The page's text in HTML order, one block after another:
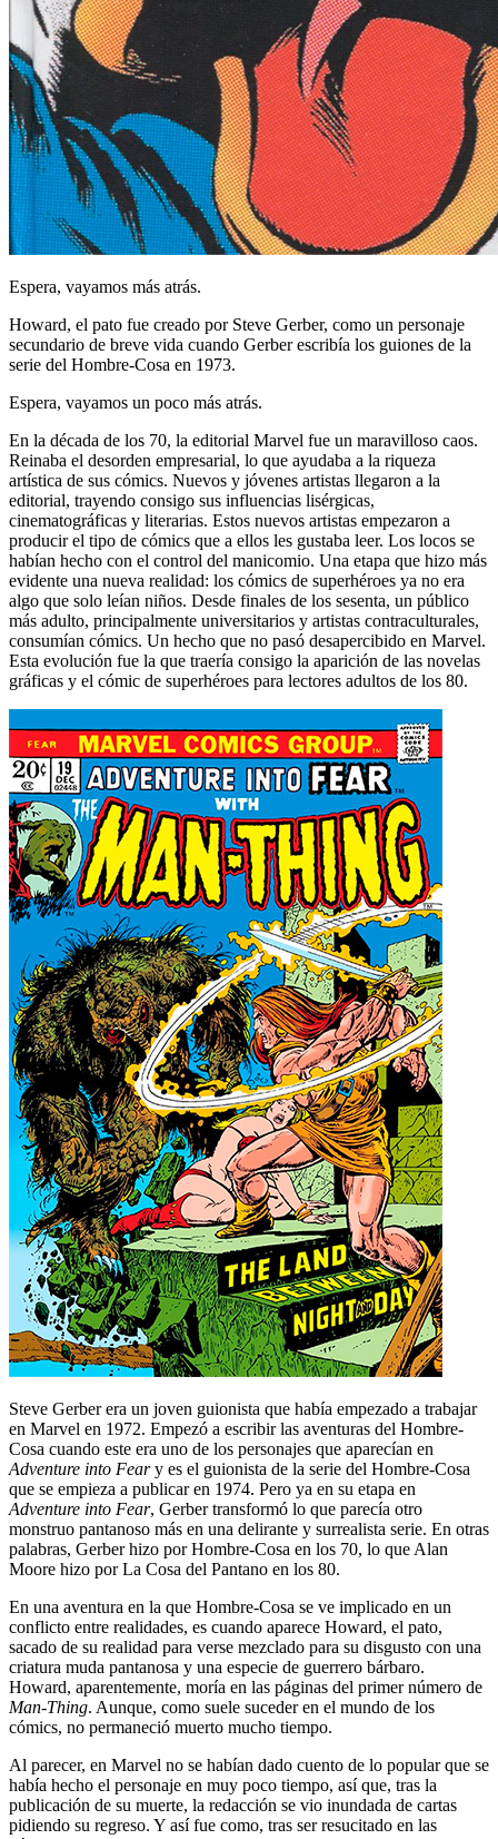
Espera, vayamos más atrás.
Howard, el pato fue creado por Steve Gerber, como un personaje
secundario de breve vida cuando Gerber escribía los guiones de la
serie del Hombre-Cosa en 1973.
Espera, vayamos un poco más atrás.
En la década de los 70, la editorial Marvel fue un maravilloso caos.
Reinaba el desorden empresarial, lo que ayudaba a la riqueza
artística de sus cómics. Nuevos y jóvenes artistas llegaron a la
editorial, trayendo consigo sus influencias lisérgicas,
cinematográficas y literarias. Estos nuevos artistas empezaron a
producir el tipo de cómics que a ellos les gustaba leer. Los locos se
habían hecho con el control del manicomio. Una etapa que hizo más
evidente una nueva realidad: los cómics de superhéroes ya no era
algo que solo leían niños. Desde finales de los sesenta, un público
más adulto, principalmente universitarios y artistas contraculturales,
consumían cómics. Un hecho que no pasó desapercibido en Marvel.
Esta evolución fue la que traería consigo la aparición de las novelas
gráficas y el cómic de superhéroes para lectores adultos de los 80.
Steve Gerber era un joven guionista que había empezado a trabajar
en Marvel en 1972. Empezó a escribir las aventuras del Hombre-
Cosa cuando este era uno de los personajes que aparecían en
Adventure into Feary es el guionista de la serie del Hombre-Cosa
que se empieza a publicar en 1974. Pero ya en su etapa en
Adventure into Fear, Gerber transformó lo que parecía otro
monstruo pantanoso más en una delirante y surrealista serie. En otras
palabras, Gerber hizo por Hombre-Cosa en los 70, lo que Alan
Moore hizo por La Cosa del Pantano en los 80.
En una aventura en la que Hombre-Cosa se ve implicado en un
conflicto entre realidades, es cuando aparece Howard, el pato,
sacado de su realidad para verse mezclado para su disgusto con una
criatura muda pantanosa y una especie de guerrero bárbaro.
Howard, aparentemente, moría en las páginas del primer número de
Man-Thing. Aunque, como suele suceder en el mundo de los
cómics, no permaneció muerto mucho tiempo.
Al parecer, en Marvel no se habían dado cuento de lo popular que se
había hecho el personaje en muy poco tiempo, así que, tras la
publicación de su muerte, la redacción se vio inundada de cartas
pidiendo su regreso. Y así fue como, tras ser resucitado en las